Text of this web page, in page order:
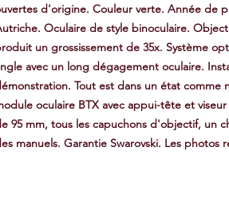
d'origine. Couleur verte. Année de
Oculaire de style binoculaire.
un grossissement de 35x. Système
avec un long dégagement oculaire.
Tout est dans un état comme
oculaire BTX avec appui-tête et
95 mm, tous les capuchons d'objectif, un
manuels. Garantie Swarovski. Les photos